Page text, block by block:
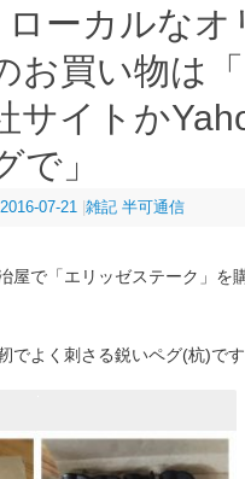
ーカルなオ
お買い物は
サイトか
で」
2016-07-21 雑記 半可通信
屋で「エリッゼステーク」を
でよく刺さる鋭いペグ(杭)です